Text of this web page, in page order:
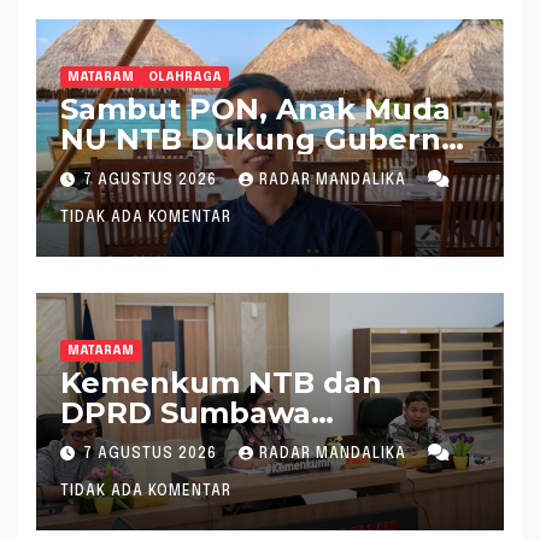
MATARAM OLAHRAGA
Sambut PON, Anak Muda
NU NTB Dukung Gubernur
Pimpin KONI NTB
7 AGUSTUS 2026 RADAR MANDALIKA
TIDAK ADA KOMENTAR
MATARAM
Kemenkum NTB dan
DPRD Sumbawa
Mantapkan Rencana
Pembentukan 8 Raperda
Inisiatif
7 AGUSTUS 2026 RADAR MANDALIKA
TIDAK ADA KOMENTAR